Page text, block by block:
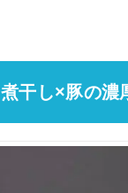
煮干し×豚の濃